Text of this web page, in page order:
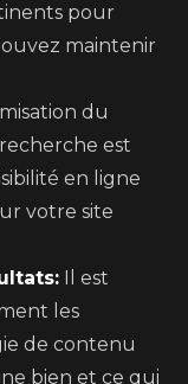
pour
maintenir
du
est
en ligne
votre site
Il est
les
de contenu
bien et ce qui